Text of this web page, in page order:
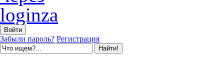
Забыли пароль? Регистрация